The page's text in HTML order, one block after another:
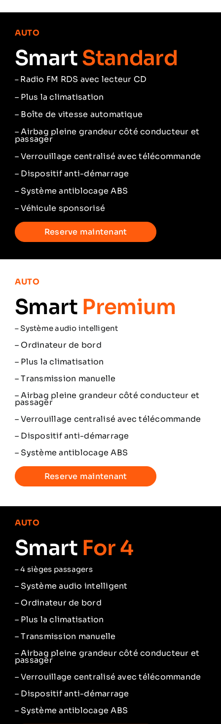
AUTO
SmartStandard
– Radio FM RDS avec lecteur CD
– Plus la climatisation
– Boîte de vitesse automatique
– Airbag pleine grandeur côté conducteur et
passager
– Verrouillage centralisé avec télécommande
– Dispositif anti-démarrage
– Système antiblocage ABS
– Véhicule sponsorisé
Reserve maintenant
AUTO
Smart Premium
– Système audio intelligent
– Ordinateur de bord
– Plus la climatisation
– Transmission manuelle
– Airbag pleine grandeur côté conducteur et
passager
– Verrouillage centralisé avec télécommande
– Dispositif anti-démarrage
– Système antiblocage ABS
Reserve maintenant
AUTO
Smart For 4
–4 sièges passagers
– Système audio intelligent
– Ordinateur de bord
– Plus la climatisation
– Transmission manuelle
– Airbag pleine grandeur côté conducteur et
passager
– Verrouillage centralisé avec télécommande
– Dispositif anti-démarrage
– Système antiblocage ABS